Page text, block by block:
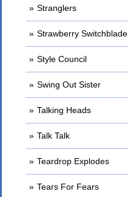
Stranglers
Strawberry Switchblade
Style Council
Swing Out Sister
Talking Heads
Talk Talk
Teardrop Explodes
Tears For Fears